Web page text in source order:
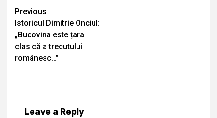
Continue
Reading
Previous
Istoricul Dimitrie Onciul:
„Bucovina este țara
clasică a trecutului
românesc…”
Leave a Reply